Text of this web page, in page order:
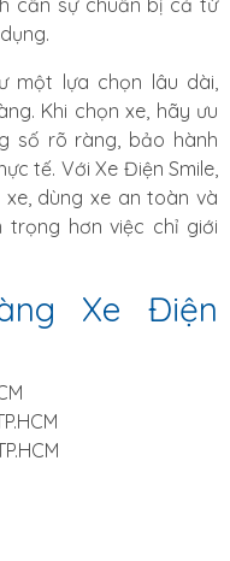
một lựa chọn lâu dài,
Khi chọn xe, hãy ưu
số rõ ràng, bảo hành
tế. Với Xe Điện Smile,
dùng xe an toàn và
trọng hơn việc chỉ giới
Xe Điện